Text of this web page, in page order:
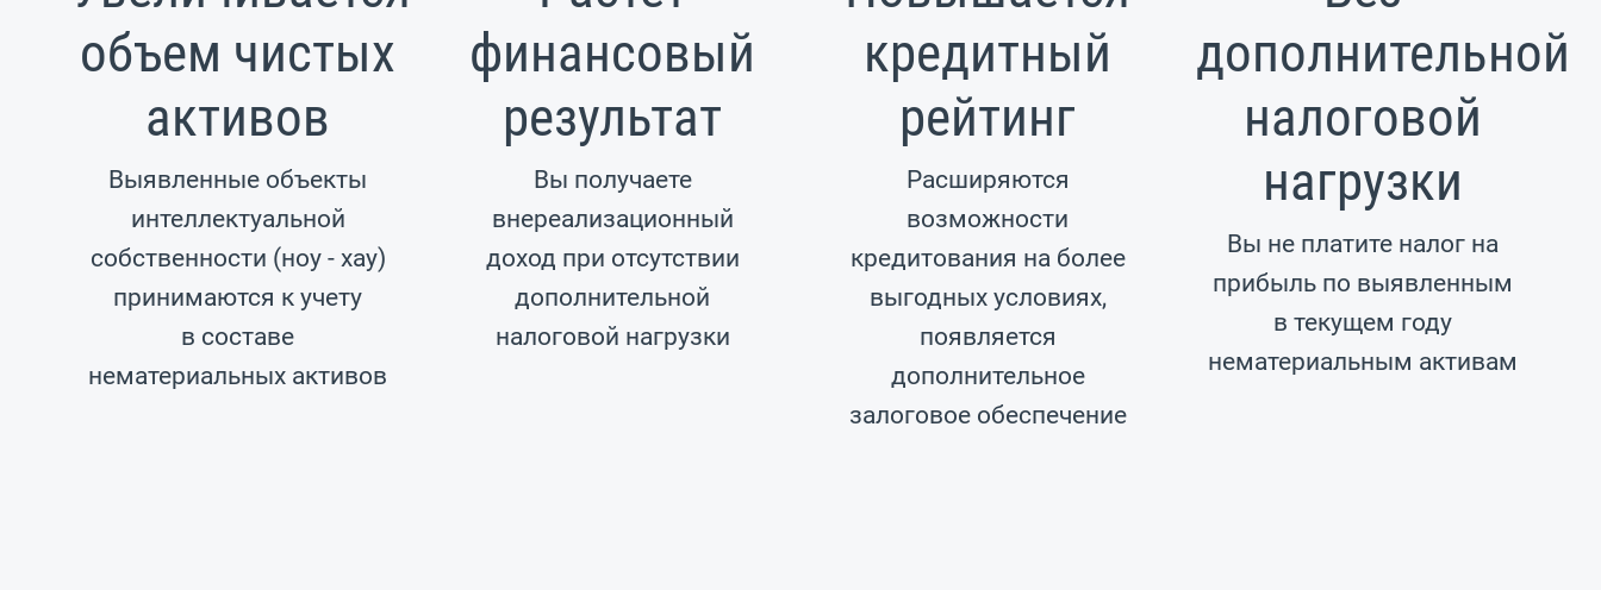
объем чистых
активов
Выявленные объекты
интеллектуальной
собственности (ноу - хау)
принимаются к учету
в составе
нематериальных активов
финансовый
результат
Вы получаете
внереализационный
доход при отсутствии
дополнительной
налоговой нагрузки
кредитный
рейтинг
Расширяются
возможности
кредитования на более
выгодных условиях,
появляется
дополнительное
залоговое обеспечение
дополнительной
налоговой
нагрузки
Вы не платите налог на
прибыль по выявленным
в текущем году
нематериальным активам